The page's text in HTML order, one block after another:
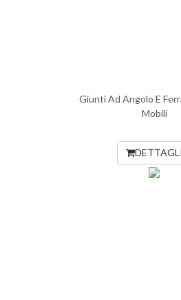
Giunti Ad Angolo E
Mobili
DETTAGLI